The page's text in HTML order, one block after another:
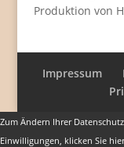
Produktion von
Impressum
Zum Ändern Ihrer
Einwilligungen, klicken Sie